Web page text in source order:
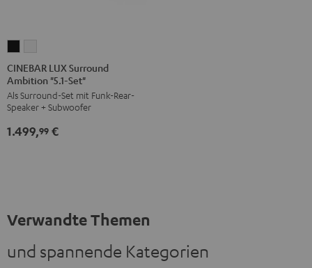
LUX
Surround
Ambition
"5.1-
Set"
LUX
Surround
Ambition
"5.1-
Set"
CINEBAR LUX Surround
Ambition "5.1-Set"
Als Surround-Set mit Funk-Rear-
Speaker + Subwoofer
1.499,99 €
Verwandte Themen
und spannende Kategorien